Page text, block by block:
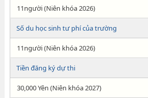
11người (Niên khóa 2026)
Số du học sinh tư phí của trường
11người (Niên khóa 2026)
Tiền đăng ký dự thi
30,000 Yên (Niên khóa 2027)